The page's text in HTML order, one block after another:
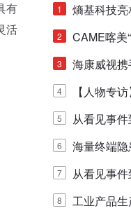
有
活
1
熵基科技
脑机技术
2
CAME喀美
能培训正式
3
海康威视
里绿波网
4
【人物专
宁解码安
5
从看见事件
E IQ 3.20
6
海量终端
联安全产
7
从看见事件
E IQ 3.20
8
工业产品